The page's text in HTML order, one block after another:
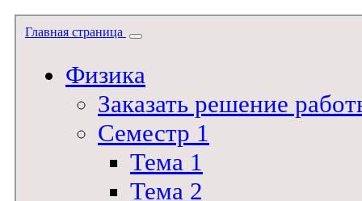
Главная страница
Физика
Заказать решение
Семестр 1
Тема 1
Тема 2